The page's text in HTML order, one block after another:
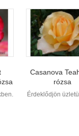
Casanova
rózsa
Érdeklődjön